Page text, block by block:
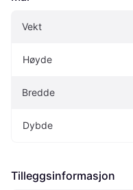
Vekt
Høyde
Bredde
Dybde
Tilleggsinformasjon